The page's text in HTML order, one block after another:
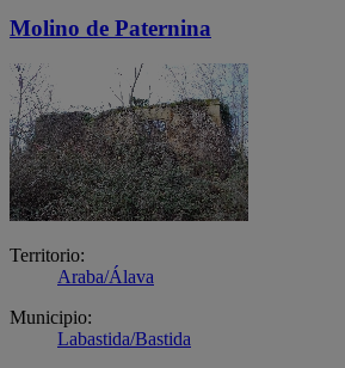
Molino de Paternina
Territorio:
Araba/Álava
Municipio:
Labastida/Bastida